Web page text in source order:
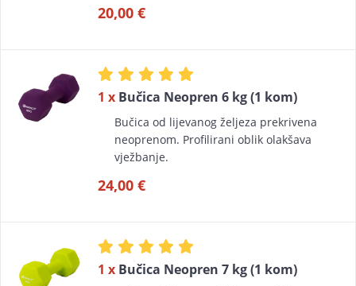
20,00 €
1 x Bučica Neopren 6 kg (1 kom)
Bučica od lijevanog željeza prekrivena
neoprenom. Profilirani oblik olakšava
vježbanje.
24,00 €
1 x Bučica Neopren 7 kg (1 kom)